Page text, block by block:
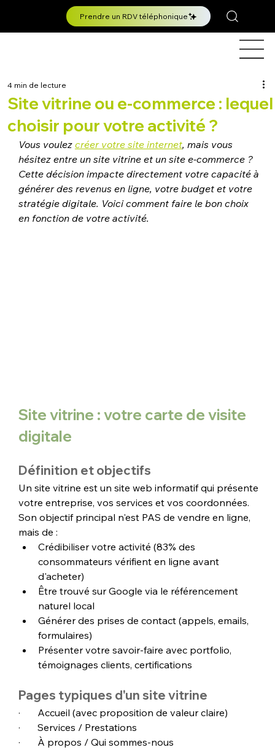
Prendre un RDV téléphonique
Site vitrine ou e-commerce : lequel
choisir pour votre activité ?
4 min de lecture
Vous voulez créer votre site internet, mais vous
hésitez entre un site vitrine et un site e-commerce ?
Cette décision impacte directement votre capacité à
générer des revenus en ligne, votre budget et votre
stratégie digitale. Voici comment faire le bon choix
en fonction de votre activité.
Site vitrine : votre carte de visite
digitale
Définition et objectifs
Un site vitrine est un site web informatif qui présente
votre entreprise, vos services et vos coordonnées.
Son objectif principal n'est PAS de vendre en ligne,
mais de :
Crédibiliser votre activité (83% des
consommateurs vérifient en ligne avant
d'acheter)
Être trouvé sur Google via le référencement
naturel local
Générer des prises de contact (appels, emails,
formulaires)
Présenter votre savoir-faire avec portfolio,
témoignages clients, certifications
Pages typiques d'un site vitrine
·       Accueil (avec proposition de valeur claire)
·       Services / Prestations
·       À propos / Qui sommes-nous